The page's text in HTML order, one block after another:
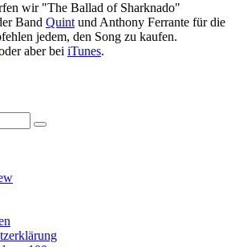
wir "The Ballad of Sharknado"
Band Quint und Anthony Ferrante für die
jedem, den Song zu kaufen.
aber bei iTunes.
Suchen